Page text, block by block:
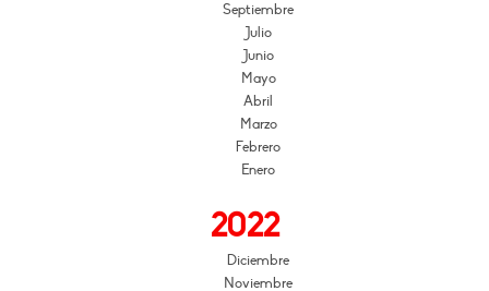
Septiembre
Julio
Junio
Mayo
Abril
Marzo
Febrero
Enero
2022
Diciembre
Noviembre